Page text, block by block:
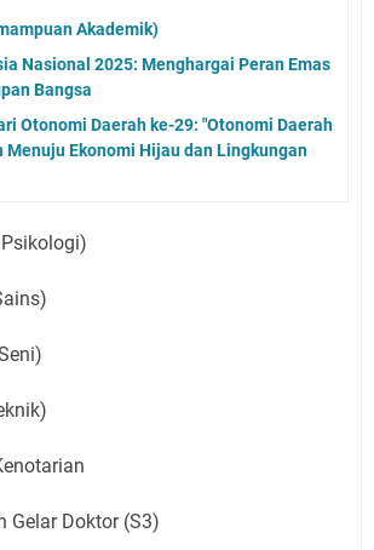
Akademik)
Nasional 2025: Menghargai Peran Emas
Bangsa
Otonomi Daerah ke-29: "Otonomi Daerah
Menuju Ekonomi Hijau dan Lingkungan
Gelar Doktor (S3)